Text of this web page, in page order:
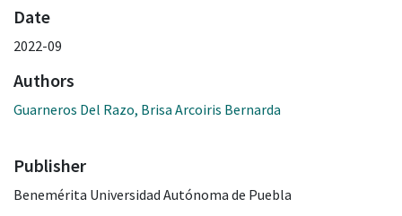
Date
2022-09
Authors
Guarneros Del Razo, Brisa Arcoiris Bernarda
Publisher
Benemérita Universidad Autónoma de Puebla